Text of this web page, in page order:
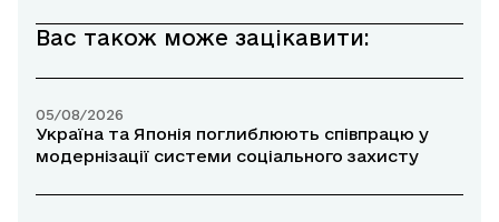
Вас також може зацікавити:
05/08/2026
Україна та Японія поглиблюють співпрацю у
модернізації системи соціального захисту